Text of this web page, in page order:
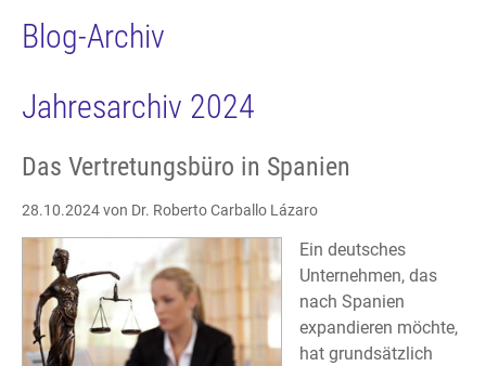
Blog-Archiv
Jahresarchiv 2024
Das Vertretungsbüro in Spanien
28.10.2024von Dr. Roberto Carballo Lázaro
Ein deutsches
Unternehmen, das
nach Spanien
expandieren möchte,
hat grundsätzlich